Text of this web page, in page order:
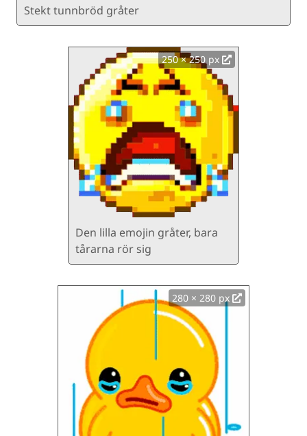
Stekt tunnbröd gråter
250 × 250 px
Den lilla emojin gråter, bara
tårarna rör sig
280 × 280 px